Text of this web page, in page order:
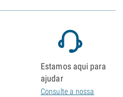
Estamos aqui para
ajudar
Consulte a nossa